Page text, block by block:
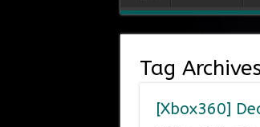
Tag
[Xbox360]